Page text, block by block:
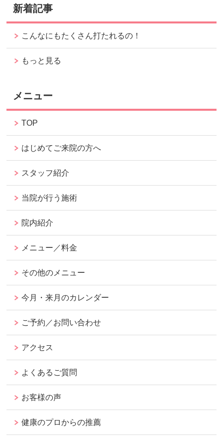
新着記事
こんなにもたくさん打たれるの！
もっと見る
メニュー
TOP
はじめてご来院の方へ
スタッフ紹介
当院が行う施術
院内紹介
メニュー／料金
その他のメニュー
今月・来月のカレンダー
ご予約／お問い合わせ
アクセス
よくあるご質問
お客様の声
健康のプロからの推薦